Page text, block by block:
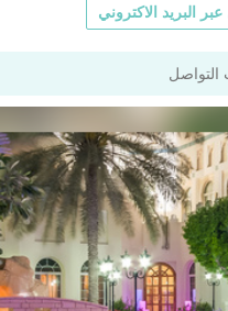
البريد الاكتروني
التواصل